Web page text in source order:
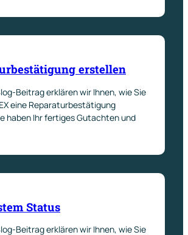
erstellen
Beitrag erklären wir Ihnen, wie Sie
eine Reparaturbestätigung
haben Ihr fertiges Gutachten und
Status
Beitrag erklären wir Ihnen, wie Sie